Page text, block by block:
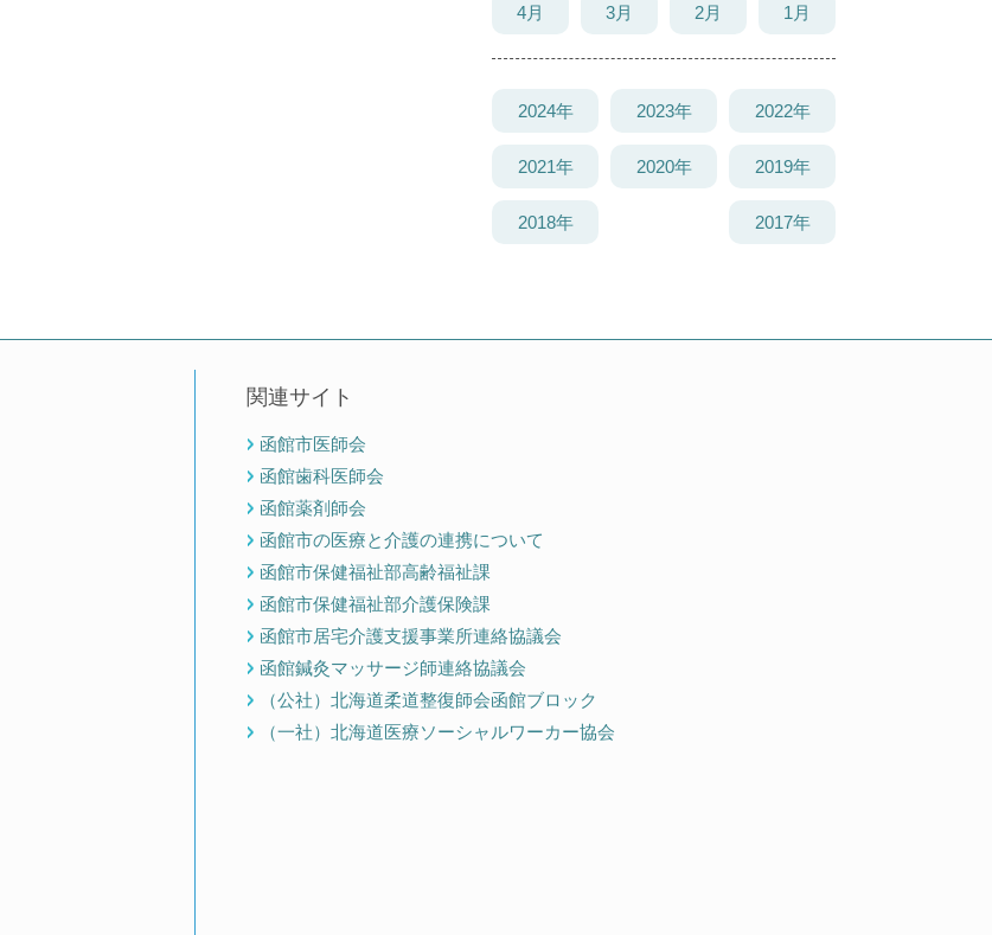
4月 3月 2月 1月
2024年 2023年 2022年
2021年 2020年 2019年
2018年 2017年
関連サイト
函館市医師会
函館歯科医師会
函館薬剤師会
函館市の医療と介護の連携について
函館市保健福祉部高齢福祉課
函館市保健福祉部介護保険課
函館市居宅介護支援事業所連絡協議会
函館鍼灸マッサージ師連絡協議会
（公社）北海道柔道整復師会函館ブロック
（一社）北海道医療ソーシャルワーカー協会